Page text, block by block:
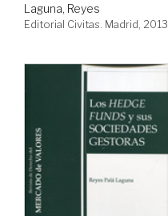
Laguna, Reyes
Editorial Civitas. Madrid, 2013